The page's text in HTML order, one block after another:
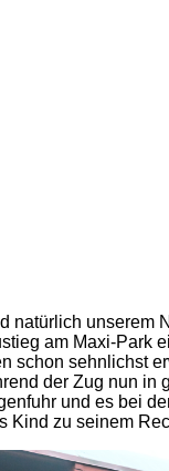
natürlich unserem
am Maxi-Park
schon sehnlichst
der Zug nun in
und es bei
Kind zu seinem